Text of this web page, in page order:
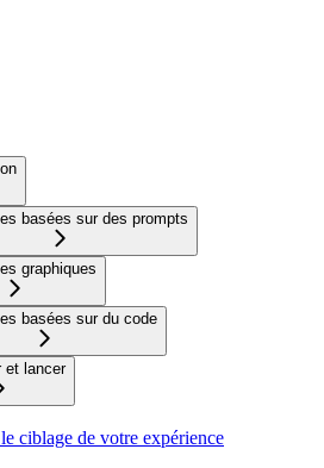
basées sur des prompts
graphiques
basées sur du code
et lancer
ciblage de votre expérience